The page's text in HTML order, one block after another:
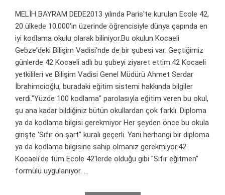
MELİH BAYRAM DEDE2013 yılında Paris'te kurulan Ecole 42,
20 ülkede 10.000'in üzerinde öğrencisiyle dünya çapında en
iyi kodlama okulu olarak biliniyor.Bu okulun Kocaeli
Gebze'deki Bilişim Vadisi'nde de bir şubesi var. Geçtiğimiz
günlerde 42 Kocaeli adlı bu şubeyi ziyaret ettim.42 Kocaeli
yetkilileri ve Bilişim Vadisi Genel Müdürü Ahmet Serdar
İbrahimcioğlu, buradaki eğitim sistemi hakkında bilgiler
verdi."Yüzde 100 kodlama" parolasıyla eğitim veren bu okul,
şu ana kadar bildiğiniz bütün okullardan çok farklı. Diploma
ya da kodlama bilgisi gerekmiyor Her şeyden önce bu okula
girişte 'Sıfır ön şart" kuralı geçerli. Yani herhangi bir diploma
ya da kodlama bilgisine sahip olmanız gerekmiyor.42
Kocaeli'de tüm Ecole 42'lerde olduğu gibi "Sıfır eğitmen"
formülü uygulanıyor. ...